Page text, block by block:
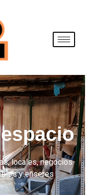
locales, negocios
y enseres